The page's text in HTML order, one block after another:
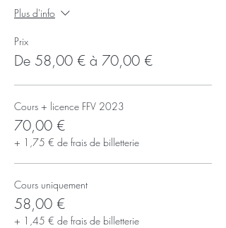
Plus d'info
Prix
De 58,00 € à 70,00 €
Cours + licence FFV 2023
70,00 €
+ 1,75 € de frais de billetterie
Cours uniquement
58,00 €
+ 1,45 € de frais de billetterie